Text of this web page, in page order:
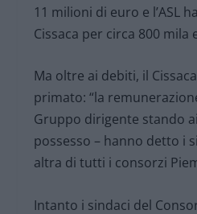
11 milioni di euro e l’ASL
Cissaca per circa 800 mila
Ma oltre ai debiti, il
primato: “la
Gruppo dirigente stando
possesso – hanno detto i
altra di tutti i consorzi
Intanto i sindaci del